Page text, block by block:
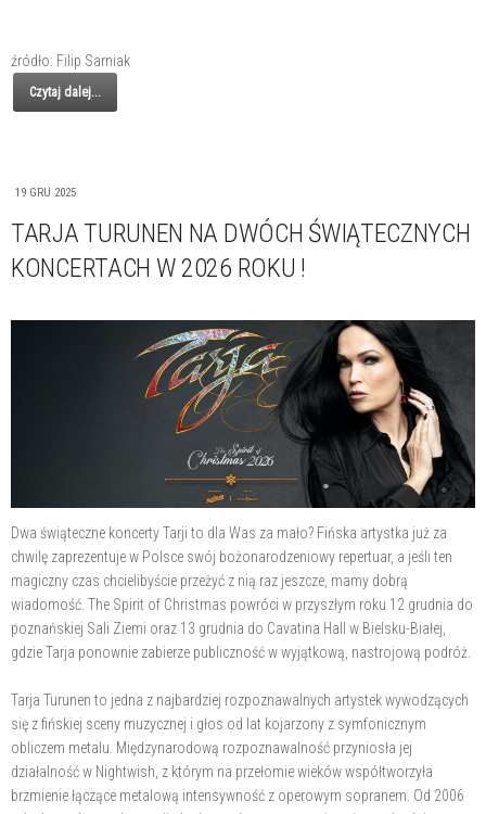
źródło: Filip Sarniak
Czytaj dalej...
19 GRU 2025
TARJA TURUNEN NA DWÓCH ŚWIĄTECZNYCH
KONCERTACH W 2026 ROKU !
Dwa świąteczne koncerty Tarji to dla Was za mało? Fińska artystka już za
chwilę zaprezentuje w Polsce swój bożonarodzeniowy repertuar, a jeśli ten
magiczny czas chcielibyście przeżyć z nią raz jeszcze, mamy dobrą
wiadomość. The Spirit of Christmas powróci w przyszłym roku 12 grudnia do
poznańskiej Sali Ziemi oraz 13 grudnia do Cavatina Hall w Bielsku-Białej,
gdzie Tarja ponownie zabierze publiczność w wyjątkową, nastrojową podróż.
Tarja Turunen to jedna z najbardziej rozpoznawalnych artystek wywodzących
się z fińskiej sceny muzycznej i głos od lat kojarzony z symfonicznym
obliczem metalu. Międzynarodową rozpoznawalność przyniosła jej
działalność w Nightwish, z którym na przełomie wieków współtworzyła
brzmienie łączące metalową intensywność z operowym sopranem. Od 2006